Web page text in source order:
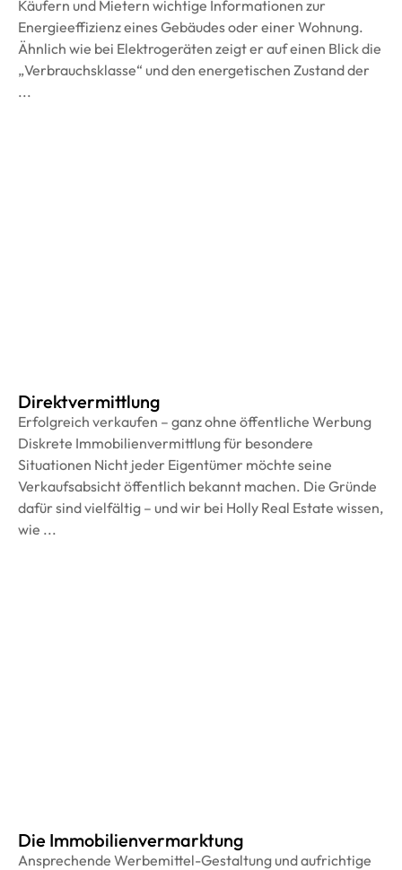
Käufern und Mietern wichtige Informationen zur
Energieeffizienz eines Gebäudes oder einer Wohnung.
Ähnlich wie bei Elektrogeräten zeigt er auf einen Blick die
„Verbrauchsklasse“ und den energetischen Zustand der
...
Direktvermittlung
Erfolgreich verkaufen – ganz ohne öffentliche Werbung
Diskrete Immobilienvermittlung für besondere
Situationen Nicht jeder Eigentümer möchte seine
Verkaufsabsicht öffentlich bekannt machen. Die Gründe
dafür sind vielfältig – und wir bei Holly Real Estate wissen,
wie ...
Die Immobilienvermarktung
Ansprechende Werbemittel-Gestaltung und aufrichtige